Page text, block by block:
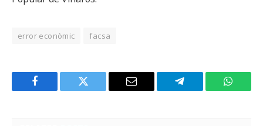
error econòmic facsa
Facebook Twitter Email Telegram